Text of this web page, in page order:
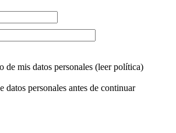
de mis datos personales (leer política)
datos personales antes de continuar